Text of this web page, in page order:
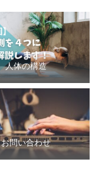
人体の構造
お問い合わせ